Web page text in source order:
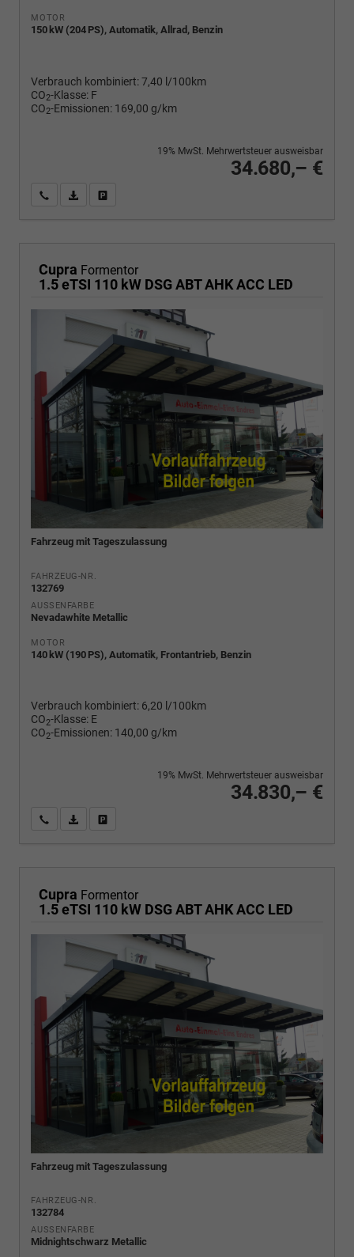
MOTOR
150 kW (204 PS), Automatik, Allrad, Benzin
Verbrauch kombiniert:7,40 l/100km
CO2-Klasse: F
CO2-Emissionen: 169,00 g/km
34.680,– €
19% MwSt. Mehrwertsteuer ausweisbar
Wir rufen Sie anPDF-Fahrzeugexposé drucken
Cupra Formentor
1.5 eTSI 110 kW DSG ABT AHK ACC LED
Fahrzeug mit Tageszulassung
FAHRZEUG-NR.
132769
AUSSENFARBE
Nevadawhite Metallic
MOTOR
140 kW (190 PS), Automatik, Frontantrieb, Benzin
Verbrauch kombiniert: 6,20 l/100km
CO2-Klasse: E
CO2-Emissionen: 140,00 g/km
34.830,– €
19% MwSt. Mehrwertsteuer ausweisbar
Wir rufen Sie anPDF-Fahrzeugexposé drucken
Cupra Formentor
1.5 eTSI 110 kW DSG ABT AHK ACC LED
Fahrzeug mit Tageszulassung
FAHRZEUG-NR.
132784
AUSSENFARBE
Midnightschwarz Metallic